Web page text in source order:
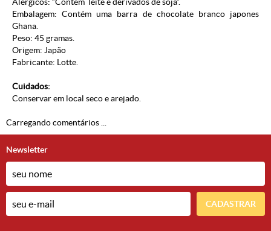
Embalagem: Contém uma barra de chocolate branco japones
Ghana.
Peso: 45 gramas.
Origem: Japão
Fabricante: Lotte.
Cuidados:
Conservar em local seco e arejado.
Carregando comentários ...
Newsletter
CADASTRAR